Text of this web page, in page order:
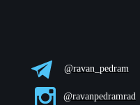
ravan_pedram@
ravanpedramrad@